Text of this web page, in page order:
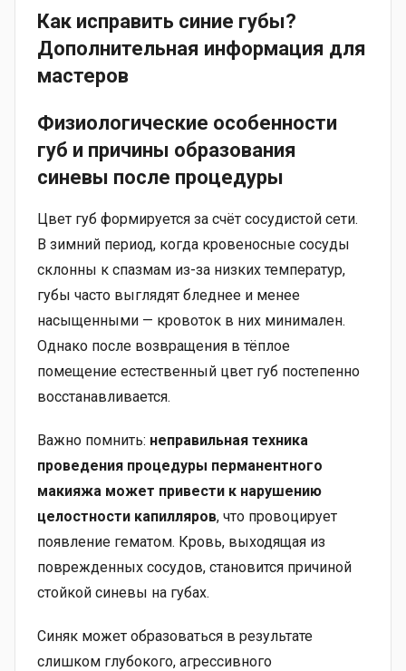
Как исправить синие губы?
Дополнительная информация для
мастеров
Физиологические особенности
губ и причины образования
синевы после процедуры
Цвет губ формируется за счёт сосудистой сети.
В зимний период, когда кровеносные сосуды
склонны к спазмам из-за низких температур,
губы часто выглядят бледнее и менее
насыщенными — кровоток в них минимален.
Однако после возвращения в тёплое
помещение естественный цвет губ постепенно
восстанавливается.
Важно помнить: неправильная техника
проведения процедуры перманентного
макияжа может привести к нарушению
целостности капилляров, что провоцирует
появление гематом. Кровь, выходящая из
поврежденных сосудов, становится причиной
стойкой синевы на губах.
Синяк может образоваться в результате
слишком глубокого, агрессивного